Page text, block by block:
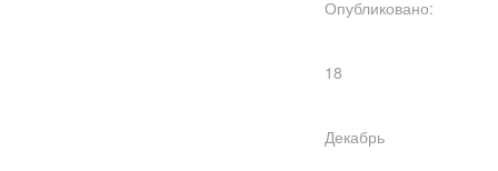
Опубликовано:
18
Декабрь